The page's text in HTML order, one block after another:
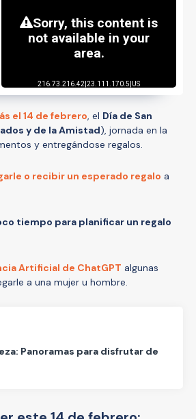
el 14 de febrero, el Día de San
y de la Amistad), jornada en la
y entregándose regalos.
o recibir un esperado regalo a
tiempo para planificar un regalo
Artificial de ChatGPT algunas
a una mujer u hombre.
Panoramas para disfrutar de